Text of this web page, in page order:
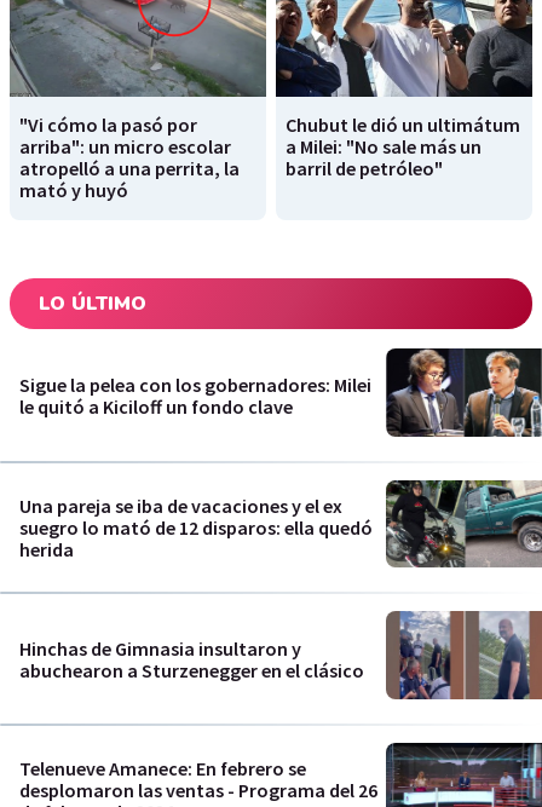
"Vi cómo la pasó por
arriba": un micro escolar
atropelló a una perrita, la
mató y huyó
Chubut le dió un ultimátum
a Milei: "No sale más un
barril de petróleo"
LO ÚLTIMO
Sigue la pelea con los gobernadores: Milei
le quitó a Kiciloff un fondo clave
Una pareja se iba de vacaciones y el ex
suegro lo mató de 12 disparos: ella quedó
herida
Hinchas de Gimnasia insultaron y
abuchearon a Sturzenegger en el clásico
Telenueve Amanece: En febrero se
desplomaron las ventas - Programa del 26